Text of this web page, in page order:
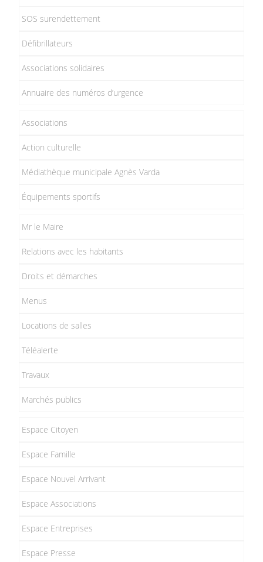
SOS surendettement
Défibrillateurs
Associations solidaires
Annuaire des numéros d’urgence
Associations
Action culturelle
Médiathèque municipale Agnès Varda
Équipements sportifs
Mr le Maire
Relations avec les habitants
Droits et démarches
Menus
Locations de salles
Téléalerte
Travaux
Marchés publics
Espace Citoyen
Espace Famille
Espace Nouvel Arrivant
Espace Associations
Espace Entreprises
Espace Presse